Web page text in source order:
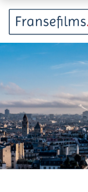
Animatie
Documentaire
Drama
Fantasy
Horror